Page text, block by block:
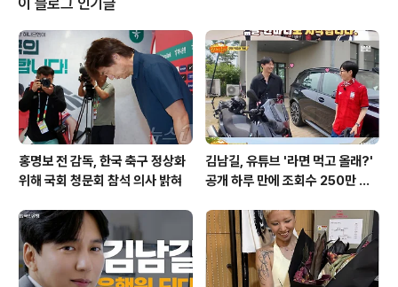
입니다. 10일 서울월드컵경기장에서 한국과 친선 경기를
치른 후, 14일에는 일본과 맞붙는 일정으로, 아시아 투어에
나섭니다. 손흥민과 히샬리송, 2달 만의 '극적인 재회'이번
명단 발표에서 가장 눈에 띄는 이름 중 하나는 바로 히샬리
송입니다. 그는 한국과 ..
이 블로그 인기글
홍명보 전 감독, 한국 축구 정상화
위해 국회 청문회 참석 의사 밝혀
김남길, 유튜브 '라면 먹고 올래?'
공개 하루 만에 조회수 250만 돌